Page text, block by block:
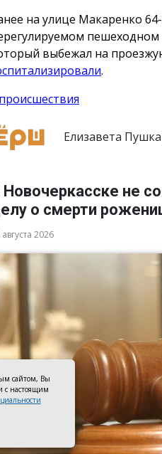
на улице Макаренко
пешеходном
выбежал на
.
Елизавета
Новочеркасске не
о смерти
августа 2026
сайтом, Вы
с настоящим